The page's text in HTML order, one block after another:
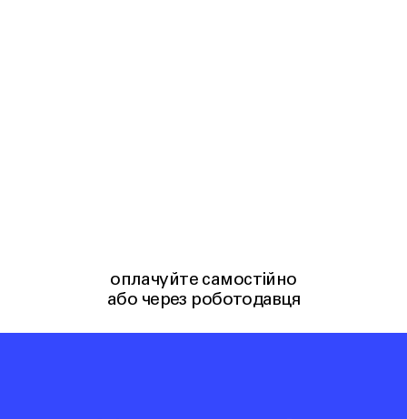
оплачуйте самостійно
або через роботодавця